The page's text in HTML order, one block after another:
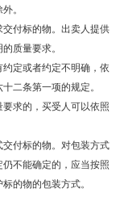
。
付标的物。出卖人提供
质量要求。
定或者约定不明确，依
二条第一项的规定。
求的，买受人可以依照
付标的物。对包装方式
不能确定的，应当按照
的物的包装方式。